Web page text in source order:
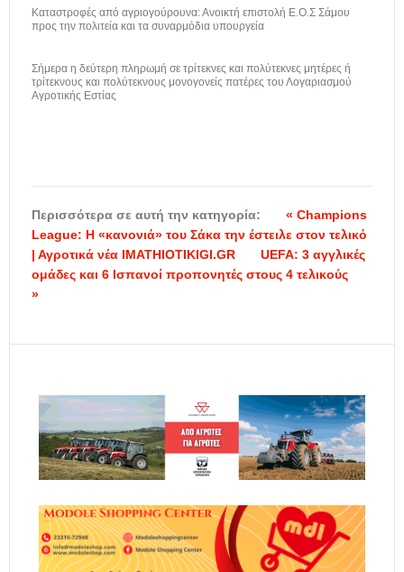
Καταστροφές από αγριογούρουνα: Ανοικτή επιστολή Ε.Ο.Σ Σάμου
προς την πολιτεία και τα συναρμόδια υπουργεία
Σήμερα η δεύτερη πληρωμή σε τρίτεκνες και πολύτεκνες μητέρες ή
τρίτεκνους και πολύτεκνους μονογονείς πατέρες του Λογαριασμού
Αγροτικής Εστίας
Περισσότερα σε αυτή την κατηγορία:
« Champions
League: H «κανονιά» του Σάκα την έστειλε στον τελικό
| Αγροτικά νέα IMATHIOTIKIGI.GR
UEFA: 3 αγγλικές
ομάδες και 6 Iσπανοί προπονητές στους 4 τελικούς
»